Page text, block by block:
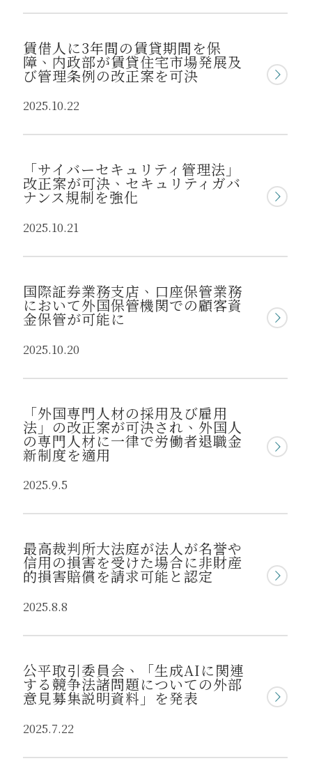
賃借人に3年間の賃貸期間を保
障、内政部が賃貸住宅市場発展及
び管理条例の改正案を可決
2025.10.22
「サイバーセキュリティ管理法」
改正案が可決、セキュリティガバ
ナンス規制を強化
2025.10.21
国際証券業務支店、口座保管業務
において外国保管機関での顧客資
金保管が可能に
2025.10.20
「外国専門人材の採用及び雇用
法」の改正案が可決され、外国人
の専門人材に一律で労働者退職金
新制度を適用
2025.9.5
最高裁判所大法庭が法人が名誉や
信用の損害を受けた場合に非財産
的損害賠償を請求可能と認定
2025.8.8
公平取引委員会、「生成AIに関連
する競争法諸問題についての外部
意見募集説明資料」を発表
2025.7.22